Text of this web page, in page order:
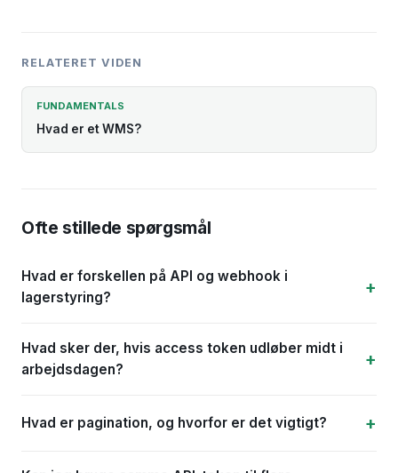
RELATERET VIDEN
FUNDAMENTALS
Hvad er et WMS?
Ofte stillede spørgsmål
Hvad er forskellen på API og webhook i
lagerstyring?
Hvad sker der, hvis access token udløber midt i
arbejdsdagen?
Hvad er pagination, og hvorfor er det vigtigt?